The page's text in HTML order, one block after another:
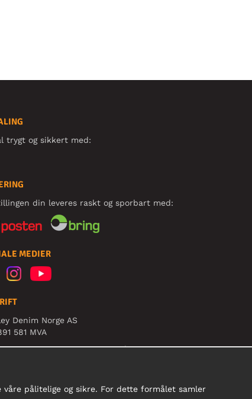
trygt og sikkert med:
din leveres raskt og sporbart med:
MEDIER
Denim Norge AS
581 MVA
bruk denne adressen til å sende produkter i
pålitelige og sikre. For dette formålet samler